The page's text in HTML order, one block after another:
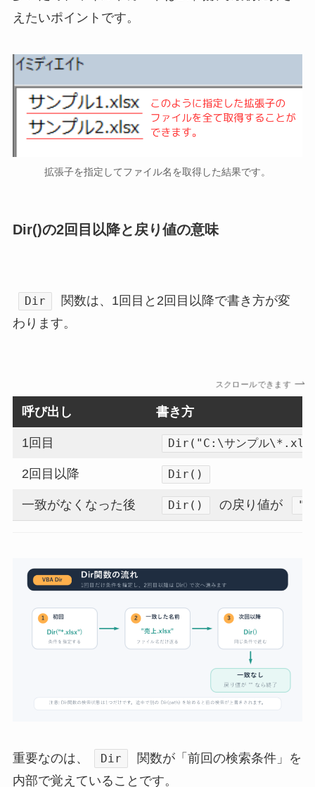
えたいポイントです。
拡張子を指定してファイル名を取得した結果です。
Dir()の2回目以降と戻り値の意味
Dir
関数は、1回目と2回目以降で書き方が変
わります。
スクロールできます
呼び出し 書き方
1回目 Dir("C:\サンプル
2回目以降 Dir()
一致がなくなった後 Dir() の戻り値が ""
重要なのは、 Dir
関数が「前回の検索条件」を
内部で覚えていることです。